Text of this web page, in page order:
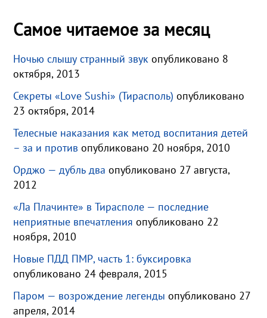
Самое читаемое за месяц
Ночью слышу странный звук опубликовано 8
октября, 2013
Секреты «Love Sushi» (Тирасполь) опубликовано
23 октября, 2014
Телесные наказания как метод воспитания детей
– за и против опубликовано 20 ноября, 2010
Орджо — дубль два опубликовано 27 августа,
2012
«Ла Плачинте» в Тирасполе — последние
неприятные впечатления опубликовано 22
ноября, 2010
Новые ПДД ПМР, часть 1: буксировка
опубликовано 24 февраля, 2015
Паром — возрождение легенды опубликовано 27
апреля, 2014